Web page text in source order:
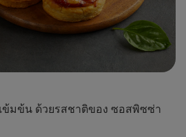
ข้มข้น ด้วยรสชาติของ ซอสพิซซ่า